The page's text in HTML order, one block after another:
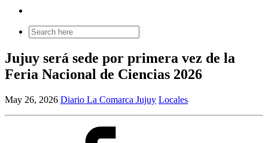
Search
for:
Jujuy será sede por primera vez de la
Feria Nacional de Ciencias 2026
May 26, 2026 Diario La Comarca Jujuy Locales